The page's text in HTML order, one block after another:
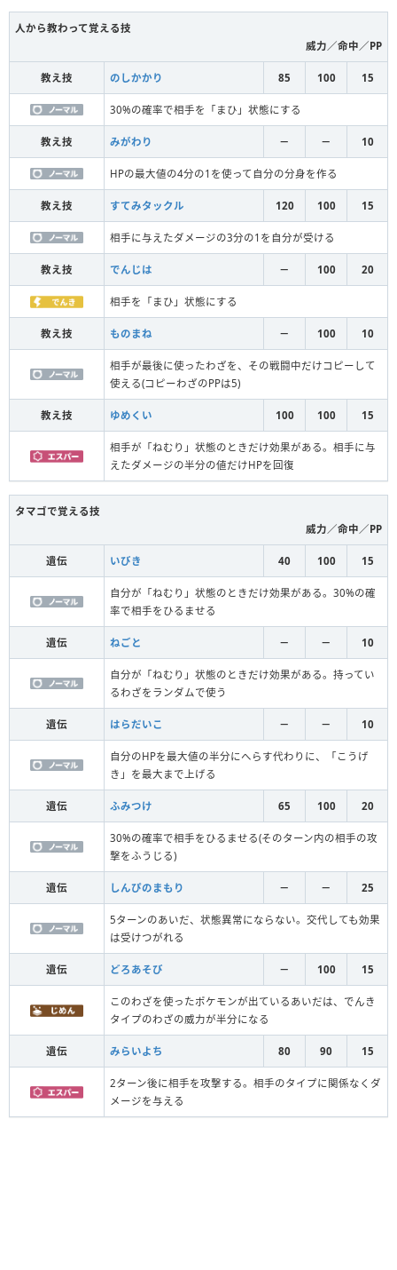
人から教わって覚える技
威力／命中／PP
教え技 のしかかり 85 100 15
30%の確率で相手を「まひ」状態にする
教え技 みがわり － － 10
HPの最大値の4分の1を使って自分の分身を作る
教え技 すてみタックル 120 100 15
相手に与えたダメージの3分の1を自分が受ける
教え技 でんじは － 100 20
相手を「まひ」状態にする
教え技 ものまね － 100 10
相手が最後に使ったわざを、その戦闘中だけコピーして
使える(コピーわざのPPは5)
教え技 ゆめくい 100 100 15
相手が「ねむり」状態のときだけ効果がある。相手に与
えたダメージの半分の値だけHPを回復
タマゴで覚える技
威力／命中／PP
遺伝 いびき 40 100 15
自分が「ねむり」状態のときだけ効果がある。30%の確
率で相手をひるませる
遺伝 ねごと － － 10
自分が「ねむり」状態のときだけ効果がある。持ってい
るわざをランダムで使う
遺伝 はらだいこ － － 10
自分のHPを最大値の半分にへらす代わりに、「こうげ
き」を最大まで上げる
遺伝 ふみつけ 65 100 20
30%の確率で相手をひるませる(そのターン内の相手の攻
撃をふうじる)
遺伝 しんぴのまもり － － 25
5ターンのあいだ、状態異常にならない。交代しても効果
は受けつがれる
遺伝 どろあそび － 100 15
このわざを使ったポケモンが出ているあいだは、でんき
タイプのわざの威力が半分になる
遺伝 みらいよち 80 90 15
2ターン後に相手を攻撃する。相手のタイプに関係なくダ
メージを与える